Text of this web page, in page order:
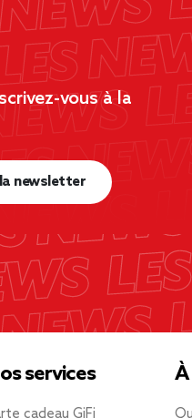
vous à la
newsletter
services
cadeau GiFi
À